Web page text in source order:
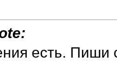
есть. Пиши